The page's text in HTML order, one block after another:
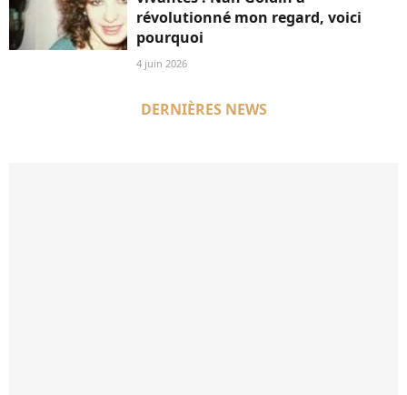
révolutionné mon regard, voici
pourquoi
4 juin 2026
DERNIÈRES NEWS